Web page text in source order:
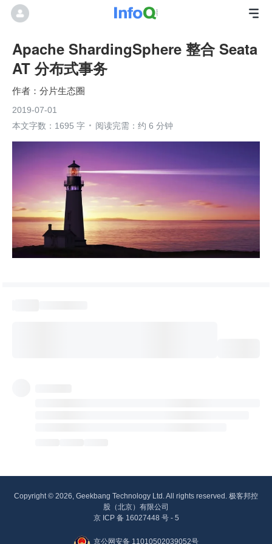
Apache ShardingSphere 整合 Seata
AT 分布式事务
分片生态圈
2019-07-01
本文字数：1695 字
阅读完需：约 6 分钟
Copyright © 2026, Geekbang Technology Ltd. All rights reserved. 极客邦控
股（北京）有限公司
京 ICP 备 16027448 号 - 5
京公网安备 11010502039052号